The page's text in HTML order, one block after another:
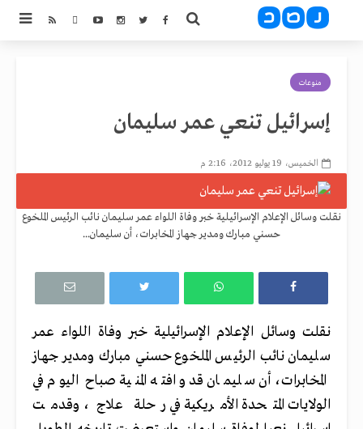
منوعات
إسرائيل تنعي عمر سليمان
الخميس، 19 يوليو 2012، 2:16 م
نقلت وسائل الإعلام الإسرائيلية خبر وفاة اللواء عمر سليمان نائب الرئيس الملخوع
حسني مبارك ومدير جهاز المخابرات، أن سليمان...
نقلت وسائل الإعلام الإسرائيلية خبر وفاة اللواء عمر
سليمان نائب الرئيس الملخوع حسني مبارك ومدير جهاز
المخابرات، أن سليمان قد وافته المنية صباح اليوم في
الولايات المتحدة الأمريكية في رحلة علاج، وقدمت